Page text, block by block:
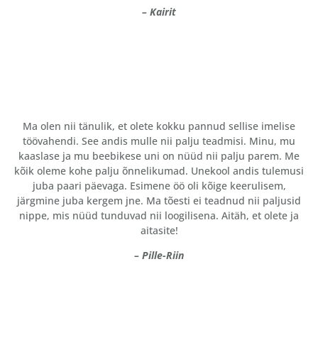
– Kairit
Ma olen nii tänulik, et olete kokku pannud sellise imelise
töövahendi. See andis mulle nii palju teadmisi. Minu, mu
kaaslase ja mu beebikese uni on nüüd nii palju parem. Me
kõik oleme kohe palju õnnelikumad. Unekool andis tulemusi
juba paari päevaga. Esimene öö oli kõige keerulisem,
järgmine juba kergem jne. Ma tõesti ei teadnud nii paljusid
nippe, mis nüüd tunduvad nii loogilisena. Aitäh, et olete ja
aitasite!
– Pille-Riin